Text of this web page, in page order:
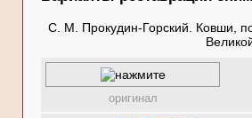
С. М. Прокудин-Горский. Ковши,
оригинал